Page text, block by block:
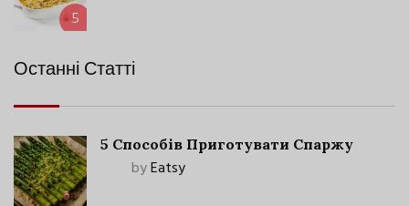
5
Останні Статті
5 Способів Приготувати Спаржу
byEatsy